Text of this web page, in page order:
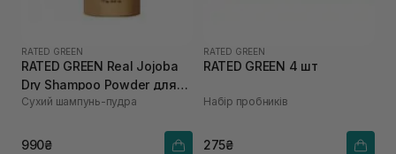
RATED GREEN
RATED GREEN Real Jojoba
Dry Shampoo Powder для
жирної шкіри голови та
Сухий шампунь-пудра
990₴
RATED GREEN
RATED GREEN 4 шт
Набір пробників
275₴